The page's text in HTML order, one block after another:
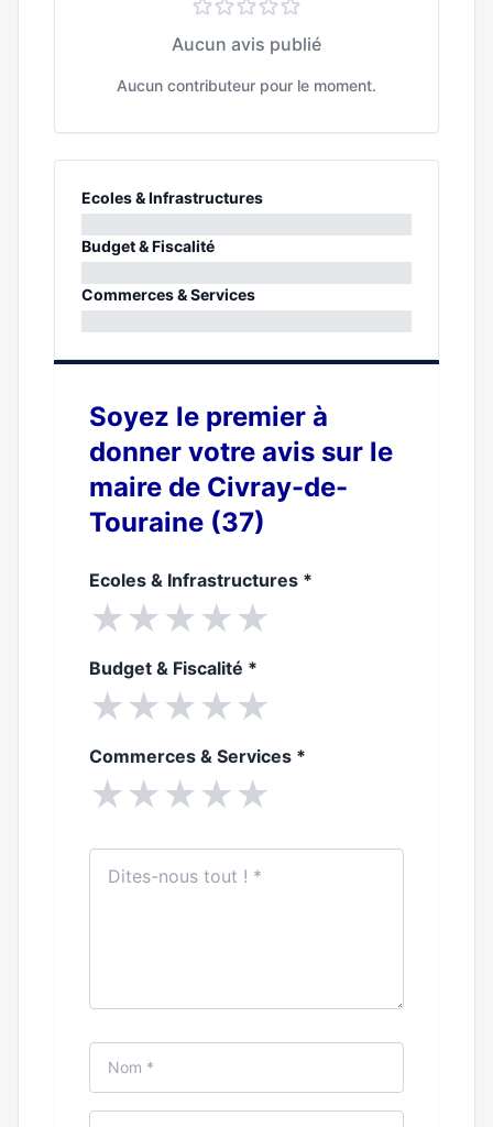
Aucun avis publié
Aucun contributeur pour le moment.
Ecoles & Infrastructures
0%
Budget & Fiscalité
0%
Commerces & Services
Soyez le premier à
donner votre avis sur le
maire de Civray-de-
Touraine (37)
Ecoles & Infrastructures *
★★★★★
Budget & Fiscalité *
★★★★★
Commerces & Services *
★★★★★